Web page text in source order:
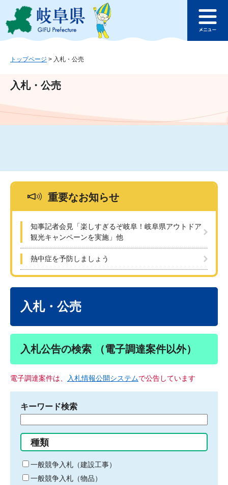
ジ
ュ
文
このページの本文へ
ュ
トップページ > 入札・公売
入札・公売
重要なお知らせ
知事記者会見「楽しすぎるぞ岐阜！岐阜県アウトドア
観光キャンペーンを実施」他
熱中症を予防しましょう
入札・公売
入札公告の検索 （電子調達案件以外）
電子調達案件は、 入札情報公開システムで公告しています
キーワード検索
る
キ
ー
種類
一般競争入札（建設工事）
一般競争入札（物品）